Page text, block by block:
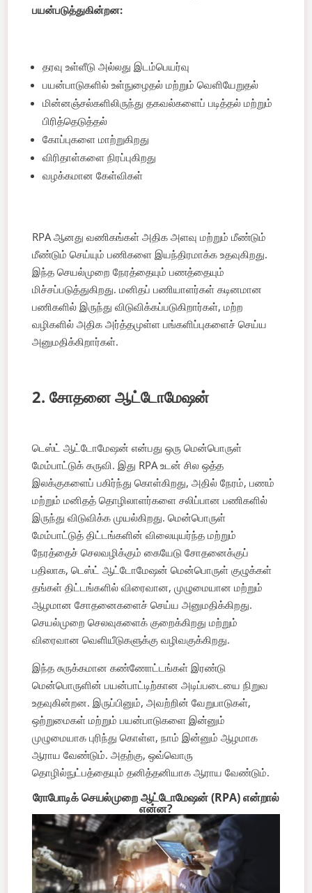
பயன்படுத்துகின்றன:
தரவு உள்ளீடு அல்லது இடம்பெயர்வு
பயன்பாடுகளில் உள்நுழைதல் மற்றும் வெளியேறுதல்
மின்னஞ்சல்களிலிருந்து தகவல்களைப் படித்தல் மற்றும்
பிரித்தெடுத்தல்
கோப்புகளை மாற்றுகிறது
விரிதாள்களை நிரப்புகிறது
வழக்கமான கேள்விகள்
RPA ஆனது வணிகங்கள் அதிக அளவு மற்றும் மீண்டும்
மீண்டும் செய்யும் பணிகளை இயந்திரமாக்க உதவுகிறது.
இந்த செயல்முறை நேரத்தையும் பணத்தையும்
மிச்சப்படுத்துகிறது. மனிதப் பணியாளர்கள் கடினமான
பணிகளில் இருந்து விடுவிக்கப்படுகிறார்கள், மற்ற
வழிகளில் அதிக அர்த்தமுள்ள பங்களிப்புகளைச் செய்ய
அனுமதிக்கிறார்கள்.
2. சோதனை ஆட்டோமேஷன்
டெஸ்ட் ஆட்டோமேஷன் என்பது ஒரு மென்பொருள்
மேம்பாட்டுக் கருவி. இது RPA உடன் சில ஒத்த
இலக்குகளைப் பகிர்ந்து கொள்கிறது, அதில் நேரம், பணம்
மற்றும் மனிதத் தொழிலாளர்களை சலிப்பான பணிகளில்
இருந்து விடுவிக்க முயல்கிறது. மென்பொருள்
மேம்பாட்டுத் திட்டங்களின் விலையுயர்ந்த மற்றும்
நேரத்தைச் செலவழிக்கும் கையேடு சோதனைக்குப்
பதிலாக, டெஸ்ட் ஆட்டோமேஷன் மென்பொருள் குழுக்கள்
தங்கள் திட்டங்களில் விரைவான, முழுமையான மற்றும்
ஆழமான சோதனைகளைச் செய்ய அனுமதிக்கிறது.
செயல்முறை செலவுகளைக் குறைக்கிறது மற்றும்
விரைவான வெளியீடுகளுக்கு வழிவகுக்கிறது.
இந்த சுருக்கமான கண்ணோட்டங்கள் இரண்டு
மென்பொருளின் பயன்பாட்டிற்கான அடிப்படையை நிறுவ
உதவுகின்றன. இருப்பினும், அவற்றின் வேறுபாடுகள்,
ஒற்றுமைகள் மற்றும் பயன்பாடுகளை இன்னும்
முழுமையாக புரிந்து கொள்ள, நாம் இன்னும் ஆழமாக
ஆராய வேண்டும். அதற்கு, ஒவ்வொரு
தொழில்நுட்பத்தையும் தனித்தனியாக ஆராய வேண்டும்.
ரோபோடிக் செயல்முறை ஆட்டோமேஷன் (RPA) என்றால்
என்ன?